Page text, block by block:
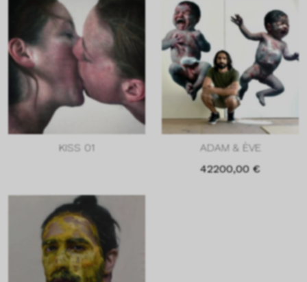
KISS 01
ADAM & ÈVE
42200,00 €